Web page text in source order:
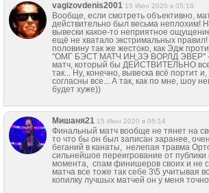
vagizovdenis2001 15 Июн 2020 в 05:18
Вообще, если смотреть объективно,
действительно был весьма неплохим!
вывески какое-то неприятное
ещё не хватало экстримальных правил!
половину так же жестоко, как Эдж
"ОМГ БЭСТ МАТЧ ИН ЗЭ ВОРЛД ЭВЕР" -
матч, который бы ДЕЙСТВИТЕЛЬНО
так... Ну, конечно, вывеска всё портит
согласны все... А так, как по мне, шоу
будет хуже))
Мишаня21 15 Июн 2020 в 05:14
Финальный матч вообще не тянет на
то что бы он был записан заранее,
беганий в канаты, нелепая травма
сильнейшое переигрование от публики
момента, спам финишеров своих и не
матча все тоже так себе 3\5 учитывая
копилку лучшых матчей он у меня